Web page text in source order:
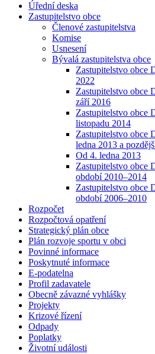
Úřední deska
Zastupitelstvo obce
Členové zastupitelstva
Komise
Usnesení
Bývalá zastupitelstva obce
Zastupitelstvo obce
2022
Zastupitelstvo obce
září 2016
Zastupitelstvo obce
listopadu 2014
Zastupitelstvo obce
ledna 2013 a
Od 4. ledna 2013
Zastupitelstvo obce
období 2010–2014
Zastupitelstvo obce
období 2006–2010
Rozpočet
Rozpočtová opatření
Strategický plán obce
Plán rozvoje sportu v obci
Povinné informace
Poskytnuté informace
E-podatelna
Profil zadavatele
Obecně závazné vyhlášky
Projekty
Krizové řízení
Odpady
Poplatky
Životní události